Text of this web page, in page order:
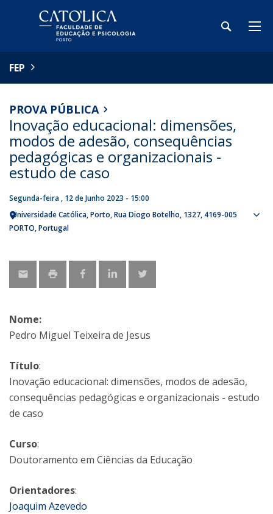
FEP
PROVA PÚBLICA
Inovação educacional: dimensões,
modos de adesão, consequências
pedagógicas e organizacionais -
estudo de caso
Segunda-feira , 12 de Junho 2023 - 15:00
Universidade Católica, Porto Rua Diogo Botelho, 1327 4169-005
PORTO Portugal
Nome:
Pedro Miguel Teixeira de Jesus
Título:
Inovação educacional: dimensões, modos de adesão,
consequências pedagógicas e organizacionais - estudo
de caso
Curso:
Doutoramento em Ciências da Educação
Orientadores:
Joaquim Azevedo